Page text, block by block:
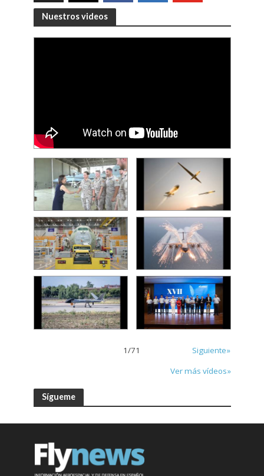
Nuestros videos
1/71
Siguiente»
Ver más vídeos»
Sígueme